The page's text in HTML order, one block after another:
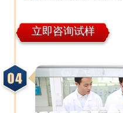
立即咨询试样